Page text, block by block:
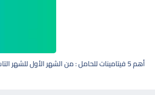
أهم 5 فيتامينات للحامل : من الشهر الأول للشهر التاسع